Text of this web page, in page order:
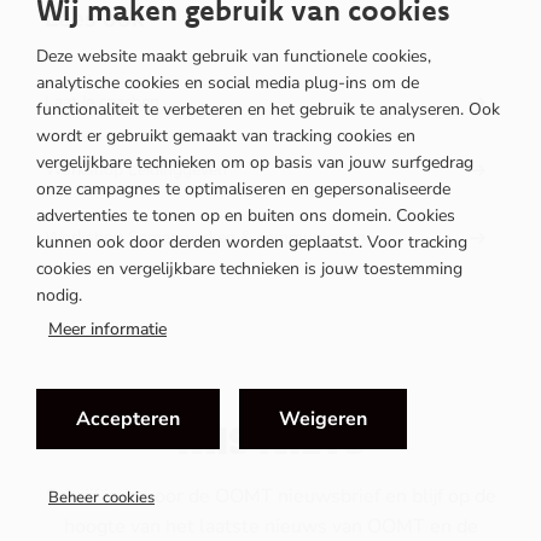
Lees ook
Laat je coachen
Workshop Leidinggeven
Workshop Samenwerken & communiceren
MIS NIETS
Schrijf je in voor de OOMT nieuwsbrief en blijf op de
Wij maken gebruik van cookies
Deze website maakt gebruik van functionele cookies,
analytische cookies en social media plug-ins om de
functionaliteit te verbeteren en het gebruik te analyseren. Ook
wordt er gebruikt gemaakt van tracking cookies en
vergelijkbare technieken om op basis van jouw surfgedrag
onze campagnes te optimaliseren en gepersonaliseerde
advertenties te tonen op en buiten ons domein. Cookies
kunnen ook door derden worden geplaatst. Voor tracking
cookies en vergelijkbare technieken is jouw toestemming
nodig.
Meer informatie
Accepteren Weigeren
Beheer cookies